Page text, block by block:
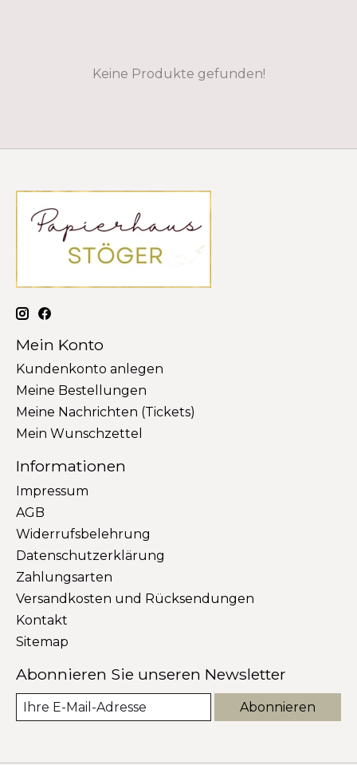
Keine Produkte gefunden!
Mein Konto
Kundenkonto anlegen
Meine Bestellungen
Meine Nachrichten (Tickets)
Mein Wunschzettel
Informationen
Impressum
AGB
Widerrufsbelehrung
Datenschutzerklärung
Zahlungsarten
Versandkosten und Rücksendungen
Kontakt
Sitemap
Abonnieren Sie unseren Newsletter
Abonnieren